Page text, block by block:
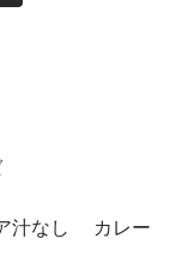
汁なし カレー